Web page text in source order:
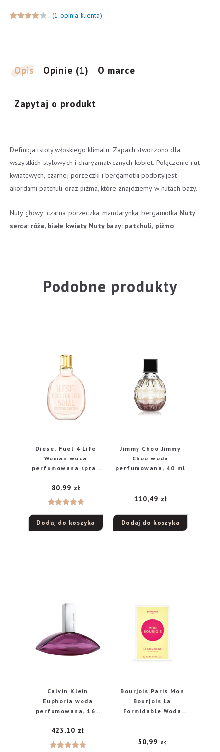
ieoceny
(1 opinia klienta)
Woman
Opis Opinie (1) O marce
Zapytaj o produkt
Definicja istoty włoskiego klimatu! Zapach stworzono dla
wszystkich stylowych i charyzmatycznych kobiet. Połączenie nut
kwiatowych, czarnej porzeczki i bergamotki podbity jest
akordami patchuli oraz piżma, które znajdziemy w nutach bazy.
Nuty głowy: czarna porzeczka, mandarynka, bergamotka Nuty
serca: róża, białe kwiatyNuty bazy: patchuli, piżmo
Podobne produkty
Diesel Fuel 4 Life
Woman woda
perfumowana spray
5.00na 5
80,99 zł
Dodaj do koszyka
Jimmy Choo Jimmy
Choo woda
perfumowana, 40 ml
110,49 zł
Dodaj do koszyka
Calvin Klein
Euphoria woda
perfumowana, 160
423,10 zł
Bourjois Paris Mon
Bourjois La
Formidable Woda
50,99 zł